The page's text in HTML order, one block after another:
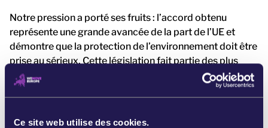
Ce site web utilise des cookies.
Notre pression a porté ses fruits : l’accord obtenu
représente une grande avancée de la part de l’UE et
démontre que la protection de l’environnement doit être
prise au sérieux. Cette législation fait partie des plus
ambitieuses au monde. Les entreprises pourront se voir
infliger des amendes importantes, voire perdre le droit
encore, cette législation permettrait d’éviter des